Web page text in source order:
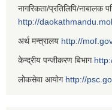
नागरिकता/प्रतिलिपि/
http://
अर्थ मन्त्रालय http://
केन्द्रीय पन्जीकरण बिभाग
लोकसेवा आयोग http://